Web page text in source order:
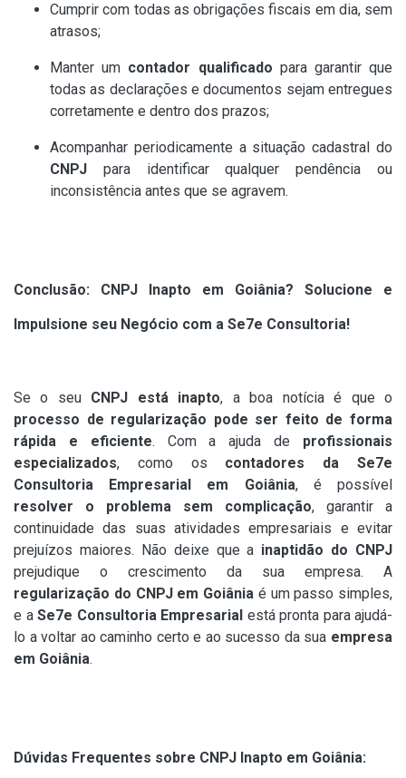
Cumprir com todas as obrigações fiscais em dia, sem
atrasos;
Manter um contador qualificado para garantir que
todas as declarações e documentos sejam entregues
corretamente e dentro dos prazos;
Acompanhar periodicamente a situação cadastral do
CNPJ para identificar qualquer pendência ou
inconsistência antes que se agravem.
Conclusão: CNPJ Inapto em Goiânia? Solucione e
Impulsione seu Negócio com a Se7e Consultoria!
Se o seu CNPJ está inapto, a boa notícia é que o
processo de regularização pode ser feito de forma
rápida e eficiente. Com a ajuda de profissionais
especializados, como os contadores da Se7e
Consultoria Empresarial em Goiânia, é possível
resolver o problema sem complicação, garantir a
continuidade das suas atividades empresariais e evitar
prejuízos maiores. Não deixe que a inaptidão do CNPJ
prejudique o crescimento da sua empresa. A
regularização do CNPJ em Goiânia é um passo simples,
e a Se7e Consultoria Empresarial está pronta para ajudá-
lo a voltar ao caminho certo e ao sucesso da sua empresa
em Goiânia.
Dúvidas Frequentes sobre CNPJ Inapto em Goiânia: